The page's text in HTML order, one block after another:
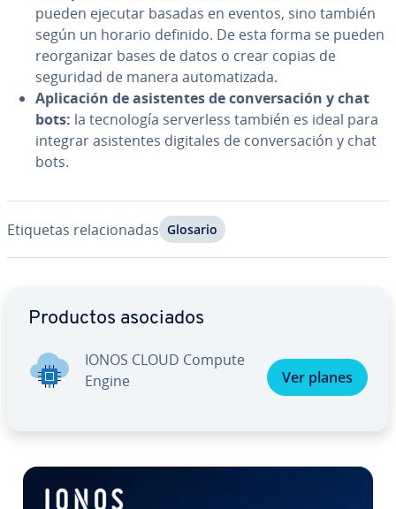
pueden ejecutar basadas en eventos, sino también
según un horario definido. De esta forma se pueden
re­or­ga­ni­zar bases de datos o crear copias de
seguridad de manera au­to­ma­ti­za­da.
Apli­ca­ción de asi­s­te­n­tes de co­n­ve­r­sa­ción y chat
bots: la te­c­no­lo­gía se­r­ve­r­le­ss también es ideal para
integrar asi­s­te­n­tes digitales de co­n­ve­r­sa­ción y chat
bots.
Etiquetas re­la­cio­na­das Glosario
Productos asociados
IONOS CLOUD Compute
Engine
Ver planes